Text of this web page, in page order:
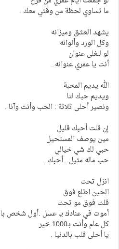
ما تساوي لحظة من وقتي معك .
يشهد العشق وميزانه
وكل الورد وألوانه
لو للغلى عنوان
أنت يا عمري عنوانه .
الله يديم المحبة
ويديم حبك لنا
ونصير أحلى ثلاثة : الحب وأنت وآنا .
إن قلت أحبك قليل
مين يوصف المستحيل
حبي لك شي خيالي
حب ماله مثيل ..أحبك .
انزل تحت
الحين اطلع فوق
قلت فوق مو تحت
أموت في عنادك يا عسل .أول شخص
كل عام وأنت بـ1000 خير
يا أحلى قلب بالدنيا .